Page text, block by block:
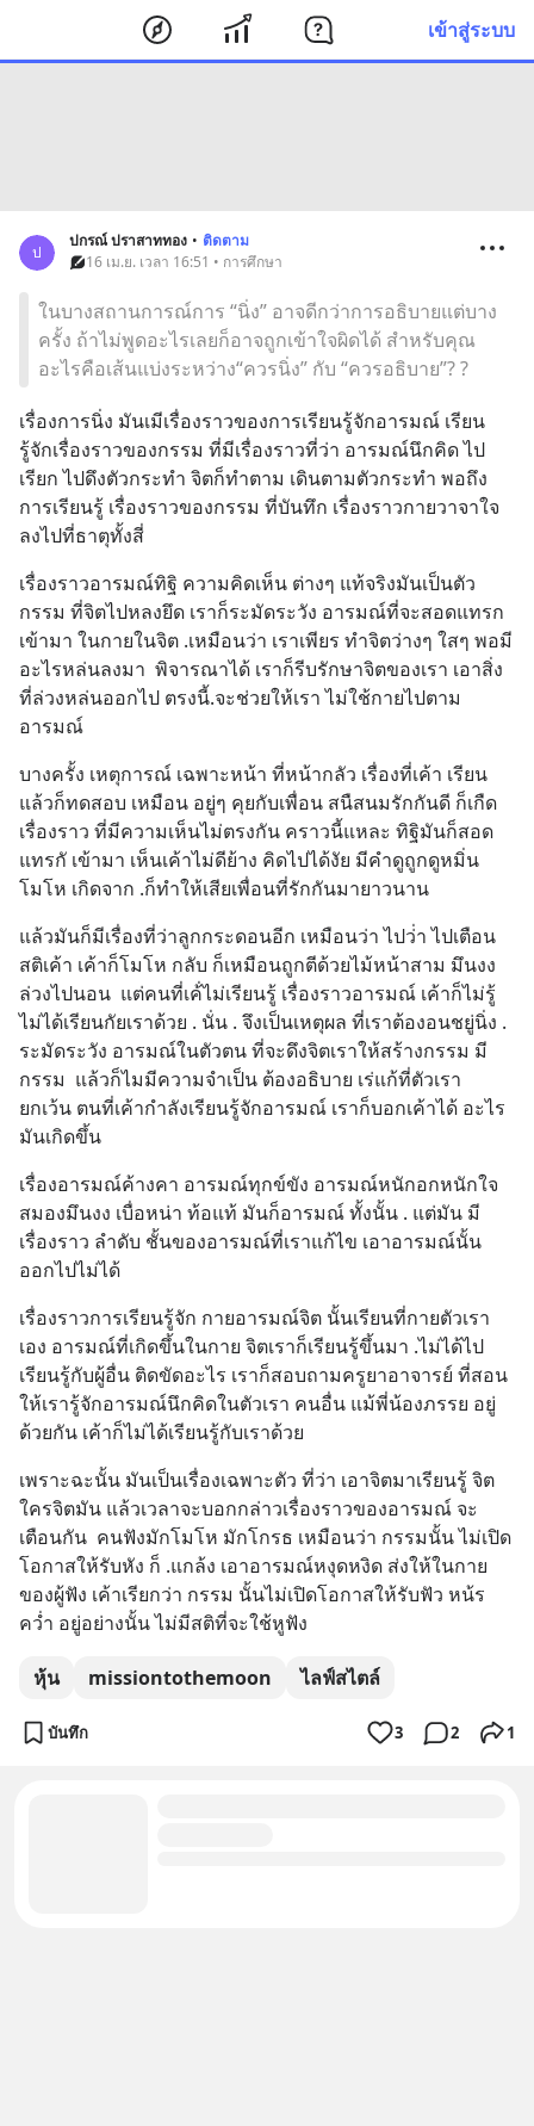
เข้าสู่ระบบ
ป
ปกรณ์ ปราสาททอง • ติดตาม
16 เม.ย. เวลา 16:51 • การศึกษา
ในบางสถานการณ์การ “นิ่ง” อาจดีกว่าการอธิบายแต่บาง
ครั้ง ถ้าไม่พูดอะไรเลยก็อาจถูกเข้าใจผิดได้ สำหรับคุณ
อะไรคือเส้นแบ่งระหว่าง“ควรนิ่ง” กับ “ควรอธิบาย”? ?
เรื่องการนิ่ง มันเมีเรื่องราวของการเรียนรู้จักอารมณ์ เรียน
รู้จักเรื่องราวของกรรม ที่มีเรื่องราวที่ว่า อารมณ์นึกคิด ไป
เรียก ไปดึงตัวกระทำ จิตก็ทำตาม เดินตามตัวกระทำ พอถึง
การเรียนรู้ เรื่องราวของกรรม ที่บันทึก เรื่องราวกายวาจาใจ
ลงไปที่ธาตุทั้งสี่
เรื่องราวอารมณ์ทิฐิ ความคิดเห็น ต่างๆ แท้จริงมันเป็นตัว
กรรม ที่จิตไปหลงยึด เราก็ระมัดระวัง อารมณ์ที่จะสอดแทรก
เข้ามา ในกายในจิต .เหมือนว่า เราเพียร ทำจิตว่างๆ ใสๆ พอมี
อะไรหล่นลงมา  พิจารณาได้ เราก็รีบรักษาจิตของเรา เอาสิ่ง
ที่ล่วงหล่นออกไป ตรงนี้.จะช่วยให้เรา ไม่ใช้กายไปตาม
อารมณ์
บางครั้ง เหตุการณ์ เฉพาะหน้า ที่หน้ากลัว เรื่องที่เค้า เรียน
แล้วก็ทดสอบ เหมือน อยู่ๆ คุยกับเพื่อน สนืสนมรักกันดี ก็เกืด
เรื่องราว ที่มีความเห็นไม่ตรงกัน คราวนี้แหละ ทิฐิมันก็สอด
แทรกั เข้ามา เห็นเค้าไม่ดีย้าง คิดไปได้งัย มีคำดูถูกดูหมิ่น
โมโห เกิดจาก .ก็ทำให้เสียเพื่อนที่รักกันมายาวนาน
แล้วมันก็มีเรื่องที่ว่าลูกกระดอนอีก เหมือนว่า ไปว่่า ไปเตือน
สติเค้า เค้าก็โมโห กลับ ก็เหมือนถูกตีด้วยไม้หน้าสาม มึนงง
ล่วงไปนอน  แต่คนที่เค้่ไม่เรียนรู้ เรื่องราวอารมณ์ เค้าก็ไม่รู้
ไม่ได้เรียนกัยเราด้วย . นั่น . จึงเป็นเหตุผล ที่เราต้องอนชยู่นิ่ง .
ระมัดระวัง อารมณ์ในตัวตน ที่จะดึงจิตเราให้สร้างกรรม มี
กรรม  แล้วก็ไมมีความจำเป็น ต้องอธิบาย เร่แก้ที่ตัวเรา
ยกเว้น ตนที่เค้ากำลังเรียนรู้จักอารมณ์ เราก็บอกเค้าได้ อะไร
มันเกิดขึ้น
เรื่องอารมณ์ค้างคา อารมณ์ทุกข์ขัง อารมณ์หนักอกหนักใจ
สมองมึนงง เบื่อหน่า ท้อแท้ มันก็อารมณ์ ทั้งนั้น . แต่มัน มี
เรื่องราว ลำดับ ชั้นของอารมณ์ที่เราแก้ไข เอาอารมณ์นั้น
ออกไปไม่ได้
เรื่องราวการเรียนรู้จัก กายอารมณ์จิต นั้นเรียนที่กายตัวเรา
เอง อารมณ์ที่เกิดขึ้นในกาย จิตเราก็เรียนรู้ขึ้นมา .ไม่ได้ไป
เรียนรู้กับผู้อื่น ติดขัดอะไร เราก็สอบถามครูยาอาจารย์ ที่สอน
ให้เรารู้จักอารมณ์นึกคิดในตัวเรา คนอื่น แม้พี่น้องภรรย อยู่
ด้วยกัน เค้าก็ไม่ได้เรียนรู้กับเราด้วย
เพราะฉะนั้น มันเป็นเรื่องเฉพาะตัว ที่ว่า เอาจิตมาเรียนรู้ จิต
ใครจิตมัน แล้วเวลาจะบอกกล่าวเรื่องราวของอารมณ์ จะ
เตือนกัน  คนฟังมักโมโห มักโกรธ เหมือนว่า กรรมนั้น ไม่เปิด
โอกาสให้รับหัง ก็ .แกล้ง เอาอารมณ์หงุดหงิด ส่งให้ในกาย
ของผู้ฟัง เค้าเรียกว่า กรรม นั้นไม่เปิดโอกาสให้รับฟัว หน้ร
คว่ำ อยู่อย่างนั้น ไม่มีสติที่จะใช้หูฟัง
หุ้น missiontothemoon ไลฟ์สไตล์
บันทึก 3 2 1